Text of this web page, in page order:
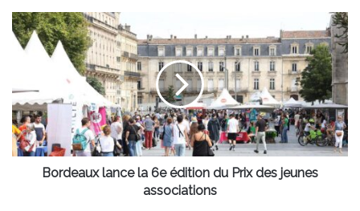
Bordeaux
!
Bordeaux
lance
du
Prix
des
jeunes
associationsBordeaux lance la 6e édition du Prix des jeunes
associations